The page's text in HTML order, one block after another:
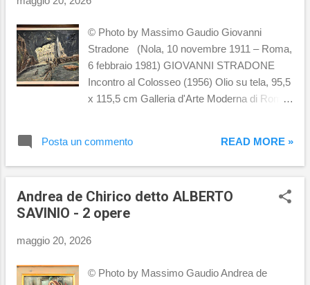
© Photo by Massimo Gaudio Giovanni
Stradone (Nola, 10 novembre 1911 – Roma,
6 febbraio 1981) GIOVANNI STRADONE
Incontro al Colosseo (1956) Olio su tela, 95,5
x 115,5 cm Galleria d'Arte Moderna di Roma
20 x 26 cm Collezione BNL BNP Paribas
GIOVANNI STRADONE San Giovanni
Collezione BNL BNP Paribas
Posta un commento READ MORE »
Andrea de Chirico detto ALBERTO
SAVINIO - 2 opere
maggio 20, 2026
© Photo by Massimo Gaudio Andrea de